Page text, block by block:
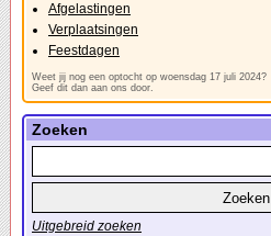
Afgelastingen
Verplaatsingen
Feestdagen
Weet jij nog een optocht op woensdag 17 juli 2024?
Geef dit dan aan ons door.
Zoeken
Uitgebreid zoeken